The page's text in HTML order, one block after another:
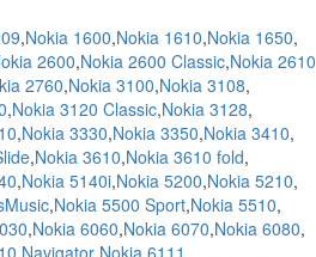
,Nokia 1600,Nokia 1610,Nokia 1650,
2600,Nokia 2600 Classic,Nokia 2610
2760,Nokia 3100,Nokia 3108,
,Nokia 3120 Classic,Nokia 3128,
,Nokia 3330,Nokia 3350,Nokia 3410,
,Nokia 3610,Nokia 3610 fold,
,Nokia 5140i,Nokia 5200,Nokia 5210,
,Nokia 5500 Sport,Nokia 5510,
,Nokia 6060,Nokia 6070,Nokia 6080,
Navigator,Nokia 6111 ,